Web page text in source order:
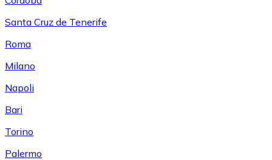
Santa Cruz de Tenerife
Roma
Milano
Napoli
Bari
Torino
Palermo